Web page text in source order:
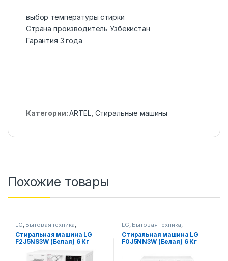
выбор температуры стирки
Страна производитель Узбекистан
Гарантия 3 года
Категории:ARTEL, Стиральные машины
Похожие товары
LG, Бытовая техника,
Стиральные машины
Стиральная машина LG
F2J5NS3W (Белая) 6 Кг
LG, Бытовая техника,
Стиральные машины
Стиральная машина LG
F0J5NN3W (Белая) 6 Кг